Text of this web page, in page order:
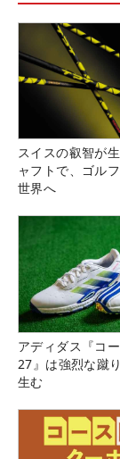
スイスの叡智が
ャフトで、ゴル
世界へ
アディダス『コ
27』は強烈な蹴
生む